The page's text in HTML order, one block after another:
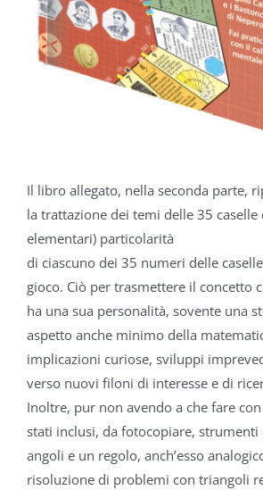
Il libro allegato, nella seconda parte,
la trattazione dei temi delle 35 caselle
elementari) particolarità
di ciascuno dei 35 numeri delle
gioco. Ciò per trasmettere il concetto
ha una sua personalità, sovente una
aspetto anche minimo della
implicazioni curiose, sviluppi
verso nuovi filoni di interesse e di
Inoltre, pur non avendo a che fare
stati inclusi, da fotocopiare,
angoli e un regolo, anch’esso
risoluzione di problemi con triangoli